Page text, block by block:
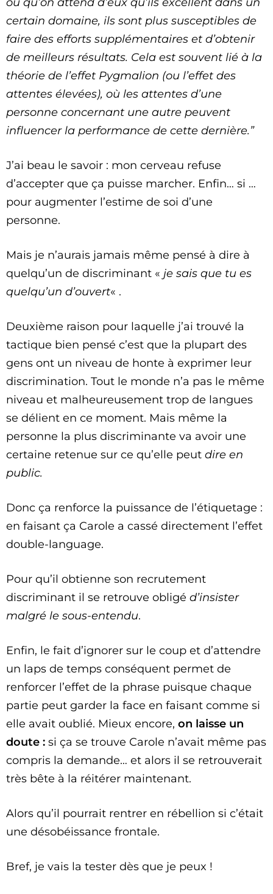
ou qu’on attend d’eux qu’ils excellent dans un
certain domaine, ils sont plus susceptibles de
faire des efforts supplémentaires et d’obtenir
de meilleurs résultats. Cela est souvent lié à la
théorie de l’effet Pygmalion (ou l’effet des
attentes élevées), où les attentes d’une
personne concernant une autre peuvent
influencer la performance de cette dernière.”
J’ai beau le savoir : mon cerveau refuse
d’accepter que ça puisse marcher. Enfin… si …
pour augmenter l’estime de soi d’une
personne.
Mais je n’aurais jamais même pensé à dire à
quelqu’un de discriminant « je sais que tu es
quelqu’un d’ouvert« .
Deuxième raison pour laquelle j’ai trouvé la
tactique bien pensé c’est que la plupart des
gens ont un niveau de honte à exprimer leur
discrimination. Tout le monde n’a pas le même
niveau et malheureusement trop de langues
se délient en ce moment. Mais même la
personne la plus discriminante va avoir une
certaine retenue sur ce qu’elle peut dire en
public.
Donc ça renforce la puissance de l’étiquetage :
en faisant ça Carole a cassé directement l’effet
double-language.
Pour qu’il obtienne son recrutement
discriminant il se retrouve obligé d’insister
malgré le sous-entendu.
Enfin, le fait d’ignorer sur le coup et d’attendre
un laps de temps conséquent permet de
renforcer l’effet de la phrase puisque chaque
partie peut garder la face en faisant comme si
elle avait oublié. Mieux encore, on laisse un
doute : si ça se trouve Carole n’avait même pas
compris la demande… et alors il se retrouverait
très bête à la réitérer maintenant.
Alors qu’il pourrait rentrer en rébellion si c’était
une désobéissance frontale.
Bref, je vais la tester dès que je peux !